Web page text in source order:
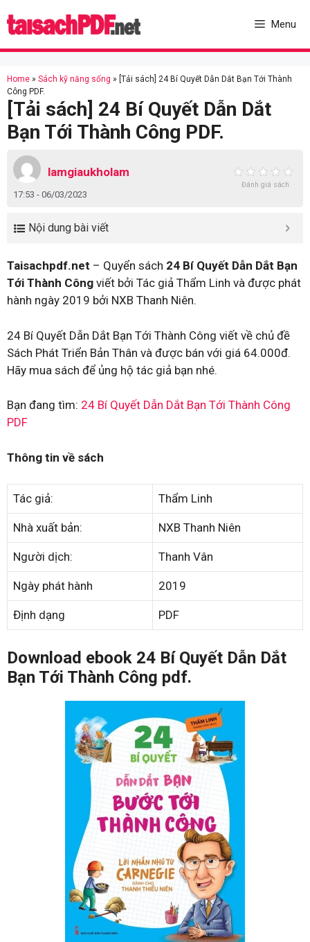
to
Menu
Home » Sách kỹ năng sống » [Tải sách] 24 Bí Quyết Dẫn Dắt Bạn Tới Thành
Công PDF.
[Tải sách] 24 Bí Quyết Dẫn Dắt
Bạn Tới Thành Công PDF.
lamgiaukholam
17:53 - 06/03/2023
Đánh giá sách
Nội dung bài viết
Taisachpdf.net – Quyển sách 24 Bí Quyết Dẫn Dắt Bạn
Tới Thành Công viết bởi Tác giả Thẩm Linh và được phát
hành ngày 2019 bởi NXB Thanh Niên.
24 Bí Quyết Dẫn Dắt Bạn Tới Thành Công viết về chủ đề
Sách Phát Triển Bản Thân và được bán với giá 64.000đ.
Hãy mua sách để ủng hộ tác giả bạn nhé.
Bạn đang tìm: 24 Bí Quyết Dẫn Dắt Bạn Tới Thành Công
PDF
Thông tin về sách
Tác giả: Thẩm Linh
Nhà xuất bản: NXB Thanh Niên
Người dịch: Thanh Vân
Ngày phát hành 2019
Định dạng PDF
Download ebook 24 Bí Quyết Dẫn Dắt
Bạn Tới Thành Công pdf.